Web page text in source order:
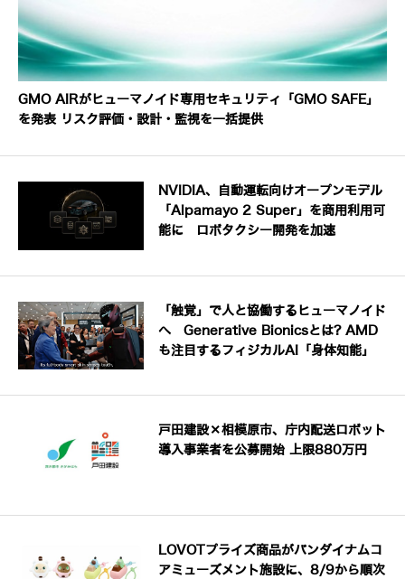
GMO AIRがヒューマノイド専用セキュリティ「GMO SAFE」
を発表 リスク評価・設計・監視を一括提供
NVIDIA、自動運転向けオープンモデル
「Alpamayo 2 Super」を商用利用可
能に ロボタクシー開発を加速
「触覚」で人と協働するヒューマノイド
へ Generative Bionicsとは? AMD
も注目するフィジカルAI「身体知能」
戸田建設×相模原市、庁内配送ロボット
導入事業者を公募開始 上限880万円
LOVOTプライズ商品がバンダイナムコ
アミューズメント施設に、8/9から順次